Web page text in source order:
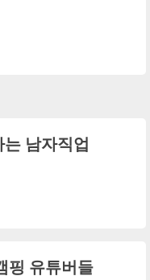
남자직업
핑 유튜버들